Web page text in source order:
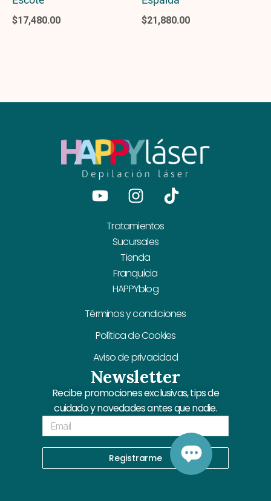
$17,480.00 $21,880.00
YoutubeInstagram
Tiktok
Tratamientos
Sucursales
Tienda
Franquicia
HAPPYblog
Términos y condiciones
Política de Cookies
Aviso de privacidad
Newsletter
Recibe promociones exclusivas, tips de
cuidado y novedades antes que nadie.
Email
Registrarme